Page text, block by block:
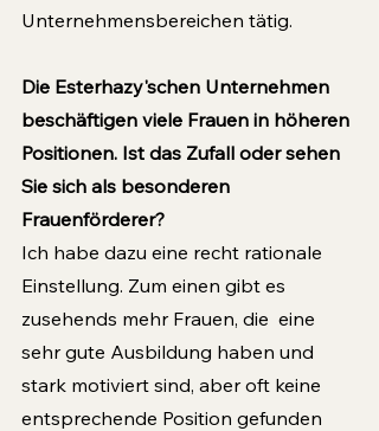
Unternehmensbereichen tätig.
Die Esterhazy'schen Unternehmen
beschäftigen viele Frauen in höheren
Positionen. Ist das Zufall oder sehen
Sie sich als besonderen
Frauenförderer?
Ich habe dazu eine recht rationale
Einstellung. Zum einen gibt es
zusehends mehr Frauen, die  eine
sehr gute Ausbildung haben und
stark motiviert sind, aber oft keine
entsprechende Position gefunden